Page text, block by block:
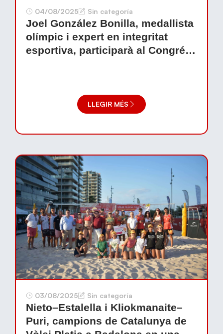
04/08/2025 Sin categoría
Joel González Bonilla, medallista
olímpic i expert en integritat
esportiva, participarà al Congrés
LLEGIR MÉS
03/08/2025 Sin categoría
Nieto–Estalella i Kliokmanaite–
Puri, campions de Catalunya de